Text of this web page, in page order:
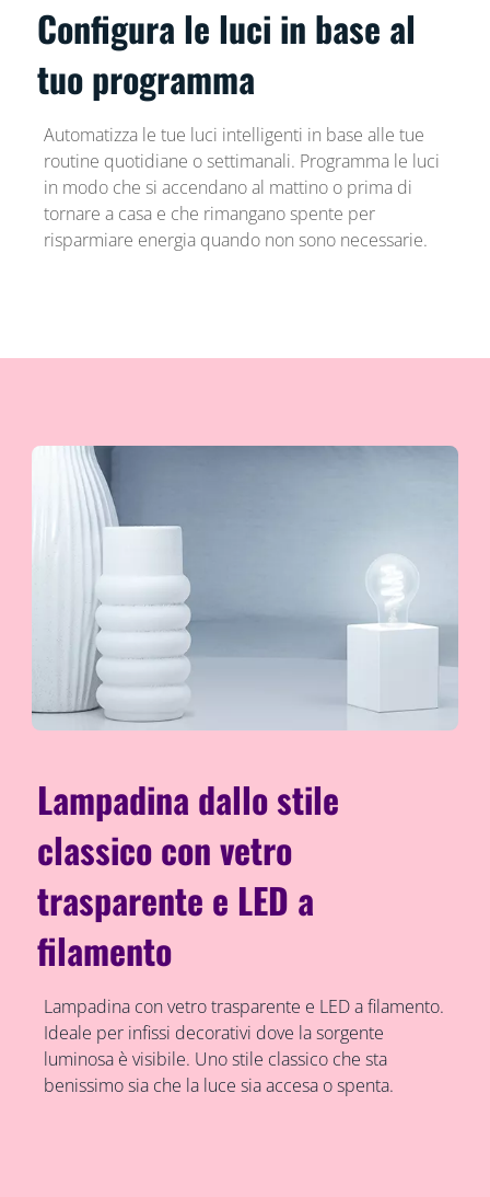
Configura le luci in base al
tuo programma
Automatizza le tue luci intelligenti in base alle tue
routine quotidiane o settimanali. Programma le luci
in modo che si accendano al mattino o prima di
tornare a casa e che rimangano spente per
risparmiare energia quando non sono necessarie.
Lampadina dallo stile
classico con vetro
trasparente e LED a
filamento
Lampadina con vetro trasparente e LED a filamento.
Ideale per infissi decorativi dove la sorgente
luminosa è visibile. Uno stile classico che sta
benissimo sia che la luce sia accesa o spenta.